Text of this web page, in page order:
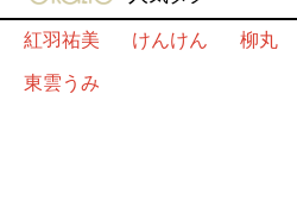
紅羽祐美
けんけん 柳丸
東雲うみ